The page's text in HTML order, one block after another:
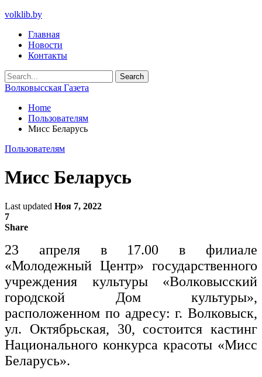
volklib.by
Главная
Новости
Контакты
Волковысская Газета
Home
Пользователям
Мисс Беларусь
Пользователям
Мисс Беларусь
Last updated Ноя 7, 2022
7
Share
23 апреля в 17.00 в филиале
«Молодежный Центр» государственного
учреждения культуры «Волковысский
городской Дом культуры»,
расположенном по адресу: г. Волковыск,
ул. Октябрьская, 30, состоится кастинг
Национального конкурса красоты «Мисс
Беларусь».